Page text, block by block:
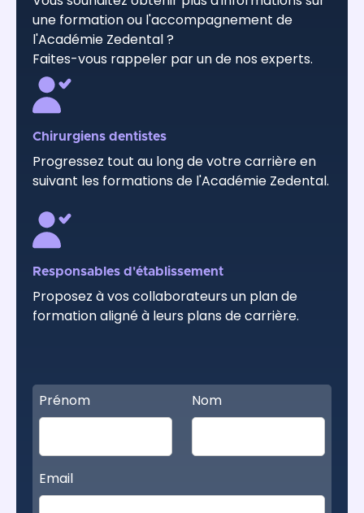
une formation ou l'accompagnement de
l'Académie Zedental ?
Faites-vous rappeler par un de nos experts.
Chirurgiens dentistes
Progressez tout au long de votre carrière en
suivant les formations de l'Académie Zedental.
Responsables d'établissement
Proposez à vos collaborateurs un plan de
formation aligné à leurs plans de carrière.
Prénom Nom
Email